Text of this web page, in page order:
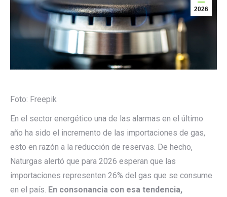
2026
Foto: Freepik
En el sector energético una de las alarmas en el último
año ha sido el incremento de las importaciones de gas,
esto en razón a la reducción de reservas. De hecho,
Naturgas alertó que para 2026 esperan que las
importaciones representen 26% del gas que se consume
en el país. En consonancia con esa tendencia,